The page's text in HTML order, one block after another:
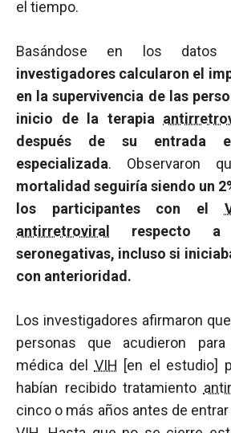
el tiempo.
Basándose en los datos
investigadores calcularon el
en la supervivencia de las
inicio de la terapia
después de su entrada
especializada. Observaron
mortalidad seguiría siendo un
los participantes con el
antirretroviral
respecto a
seronegativas, incluso si
con anterioridad.
Los investigadores afirmaron
personas que acudieron
médica del VIH [en el estudio]
habían recibido tratamiento
cinco o más años antes de entrar